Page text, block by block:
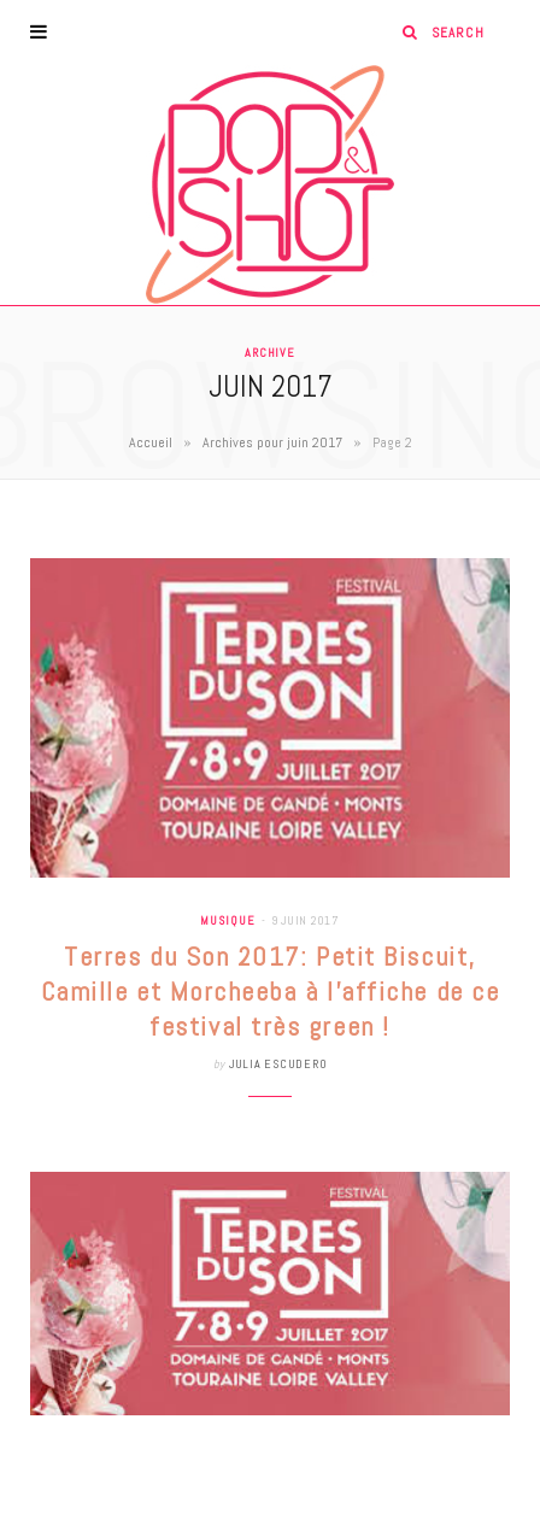
ARCHIVE
JUIN 2017
Accueil » Archives pour juin 2017 » Page 2
MUSIQUE 9 JUIN 2017
Terres du Son 2017: Petit Biscuit,
Camille et Morcheeba à l’affiche de ce
festival très green !
by JULIA ESCUDERO